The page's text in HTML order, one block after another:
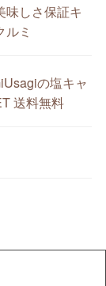
味しさ保証キ
ミ
の塩キャ
送料無料